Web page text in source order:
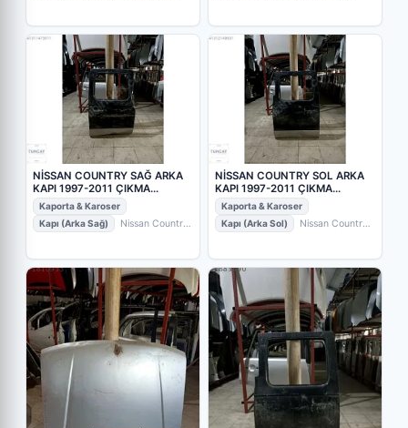
NİSSAN COUNTRY SAĞ ARKA
KAPI 1997-2011 ÇIKMA
ORİJİNAL PARÇA
Kaporta & Karoser
Kapı (Arka Sağ)
Nissan Country
NİSSAN COUNTRY SOL ARKA
KAPI 1997-2011 ÇIKMA
ORİJİNAL PARÇA
Kaporta & Karoser
Kapı (Arka Sol)
Nissan Country